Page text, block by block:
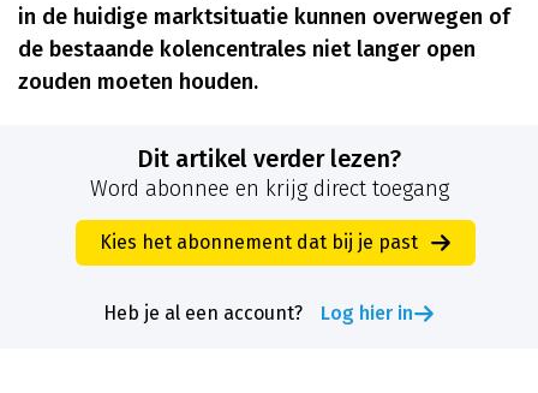
in de huidige marktsituatie kunnen overwegen of
de bestaande kolencentrales niet langer open
zouden moeten houden.
Dit artikel verder lezen?
Word abonnee en krijg direct toegang
Kies het abonnement dat bij je past
Heb je al een account? Log hier in